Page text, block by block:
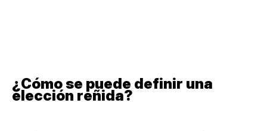
¿Cómo se puede definir una
elección reñida?